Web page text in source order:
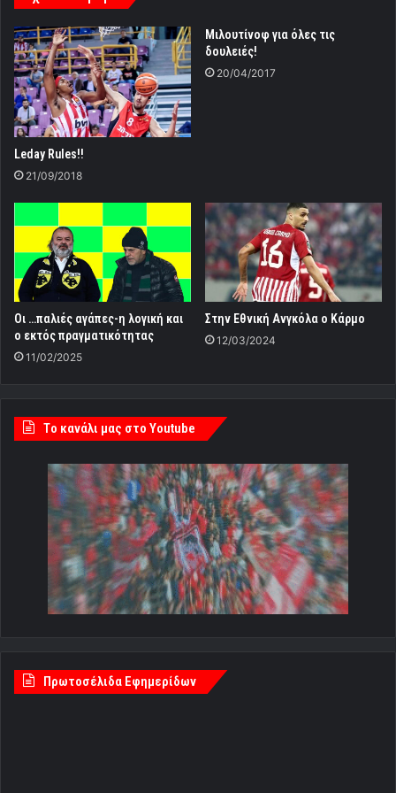
Leday Rules!!
21/09/2018
Μιλουτίνοφ για όλες τις
δουλειές!
20/04/2017
Οι …παλιές αγάπες-η λογική και
ο εκτός πραγματικότητας
11/02/2025
Στην Εθνική Ανγκόλα ο Κάρμο
12/03/2024
Tο κανάλι μας στο Youtube
Πρωτοσέλιδα Εφημερίδων